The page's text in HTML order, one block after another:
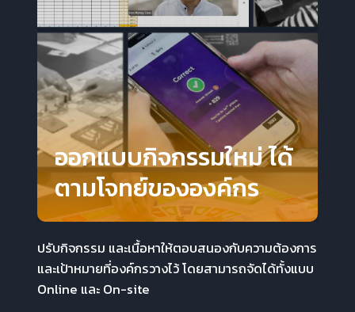
ออกแบบกิจกรรมใหม่ ได้
ตามโจทย์ขององค์กร
ปรับกิจกรรม และเนื้อหาให้ตอบสนองกับความต้องการ
และเป้าหมายที่องค์กรวางไว้ โดยสามารถจัดได้ทั้งแบบ
Online และ On-site